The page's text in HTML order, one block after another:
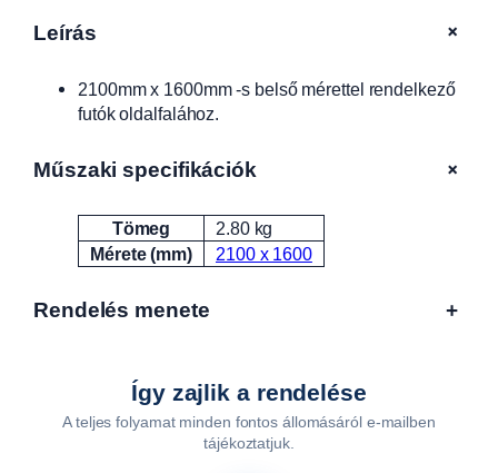
ü
L
1
Leírás +
2100mm x 1600mm -s belső mérettel rendelkező
futók oldalfalához.
Műszaki specifikációk +
Attribútumok Érték
Tömeg
2.80 kg
Mérete (mm)
2100 x 1600
Rendelés menete +
Így zajlik a rendelése
A teljes folyamat minden fontos állomásáról e-mailben
tájékoztatjuk.